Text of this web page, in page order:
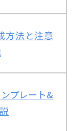
方法と注意
プレート&